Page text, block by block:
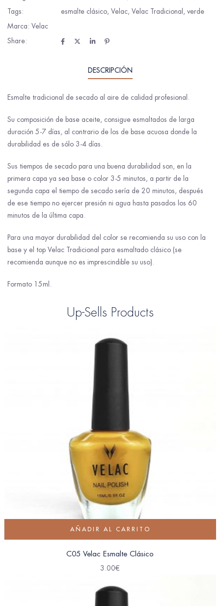
Tags:
esmalte clásico, Velac, Velac Tradicional , verde
Marca: Velac
Share:
DESCRIPCIÓN
Esmalte tradicional de secado al aire de calidad profesional.
Su composición de base aceite, consigue esmaltados de larga
duración 5-7 días, al contrario de los de base acuosa donde la
durabilidad es de sólo 3-4 días.
Sus tiempos de secado para una buena durabilidad son, en la
primera capa ya sea base o color 3-5 minutos, a partir de la
segunda capa el tiempo de secado sería de 20 minutos, después
de ese tiempo no ejercer presión ni agua hasta pasados los 60
minutos de la última capa.
Para una mayor durabilidad del color se recomienda su uso con la
base y el top Velac Tradicional para esmaltado clásico (se
recomienda aunque no es imprescindible su uso).
Formato 15ml.
Up-Sells Products
AÑADIR AL CARRITO
C05 Velac Esmalte Clásico
3.00€